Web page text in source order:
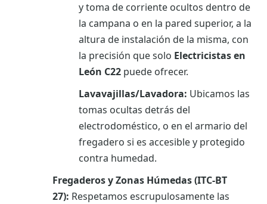
y toma de corriente ocultos dentro de
la campana o en la pared superior, a la
altura de instalación de la misma, con
la precisión que solo Electricistas en
León C22 puede ofrecer.
Lavavajillas/Lavadora: Ubicamos las
tomas ocultas detrás del
electrodoméstico, o en el armario del
fregadero si es accesible y protegido
contra humedad.
Fregaderos y Zonas Húmedas (ITC-BT
27): Respetamos escrupulosamente las